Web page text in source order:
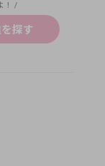
！ /
探す